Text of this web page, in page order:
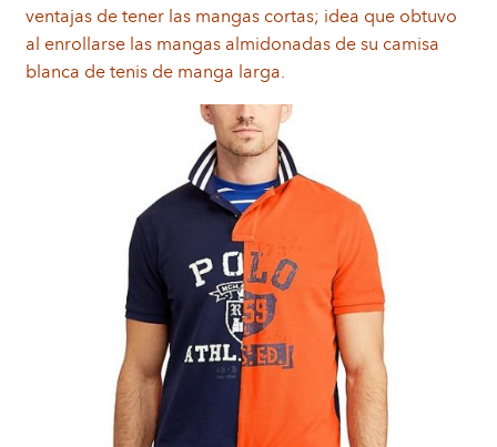
ventajas de tener las mangas cortas; idea que obtuvo
al enrollarse las mangas almidonadas de su camisa
blanca de tenis de manga larga.